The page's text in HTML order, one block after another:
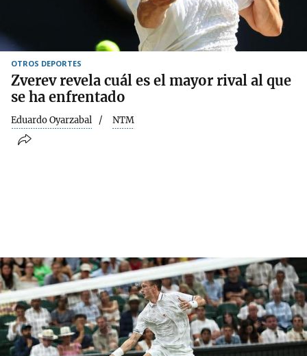
OTROS DEPORTES
Zverev revela cuál es el mayor rival al que
se ha enfrentado
Eduardo Oyarzabal NTM